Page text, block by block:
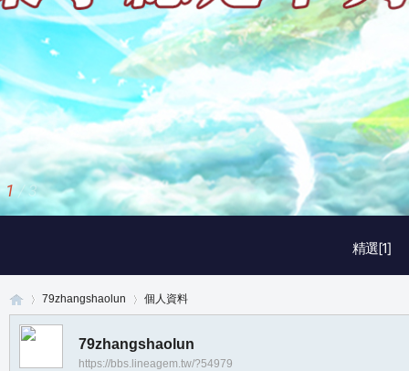
精選[1]
1 / 3
79zhangshaolun 個人資料
79zhangshaolun
https://bbs.lineagem.tw/?54979